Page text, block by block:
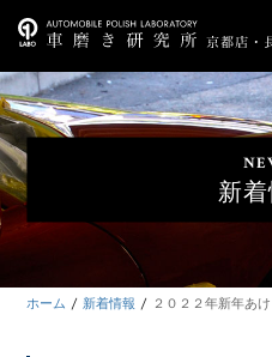
新
ホーム 新着情報 ２０２２年新年あ